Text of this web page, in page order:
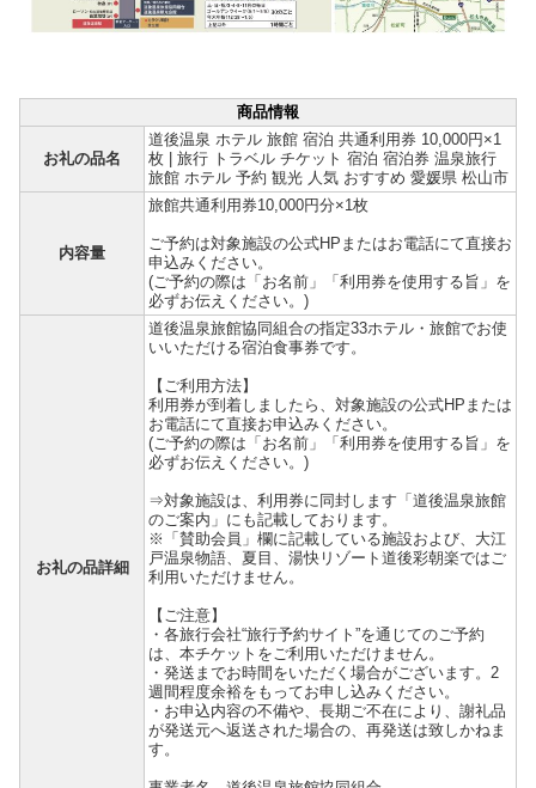
商品情報
お礼の品名
道後温泉 ホテル 旅館 宿泊 共通利用券 10,000円×1
枚 | 旅行 トラベル チケット 宿泊 宿泊券 温泉旅行
旅館 ホテル 予約 観光 人気 おすすめ 愛媛県 松山市
内容量
旅館共通利用券10,000円分×1枚
ご予約は対象施設の公式HPまたはお電話にて直接お
申込みください。
(ご予約の際は「お名前」「利用券を使用する旨」を
必ずお伝えください。)
お礼の品詳細
道後温泉旅館協同組合の指定33ホテル・旅館でお使
いいただける宿泊食事券です。
【ご利用方法】
利用券が到着しましたら、対象施設の公式HPまたは
お電話にて直接お申込みください。
(ご予約の際は「お名前」「利用券を使用する旨」を
必ずお伝えください。)
⇒対象施設は、利用券に同封します「道後温泉旅館
のご案内」にも記載しております。
※「賛助会員」欄に記載している施設および、大江
戸温泉物語、夏目、湯快リゾート道後彩朝楽ではご
利用いただけません。
【ご注意】
・各旅行会社“旅行予約サイト”を通じてのご予約
は、本チケットをご利用いただけません。
・発送までお時間をいただく場合がございます。2
週間程度余裕をもってお申し込みください。
・お申込内容の不備や、長期ご不在により、謝礼品
が発送元へ返送された場合の、再発送は致しかねま
す。